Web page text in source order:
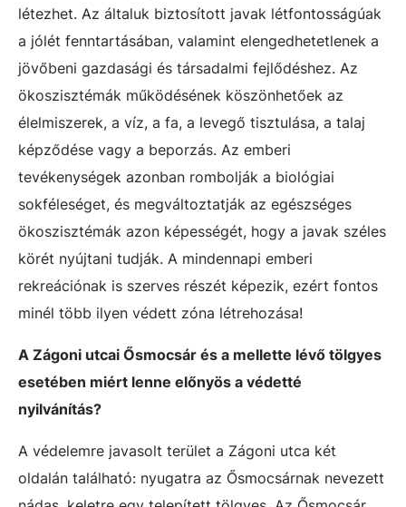
létezhet. Az általuk biztosított javak létfontosságúak
a jólét fenntartásában, valamint elengedhetetlenek a
jövőbeni gazdasági és társadalmi fejlődéshez. Az
ökoszisztémák működésének köszönhetőek az
élelmiszerek, a víz, a fa, a levegő tisztulása, a talaj
képződése vagy a beporzás. Az emberi
tevékenységek azonban rombolják a biológiai
sokféleséget, és megváltoztatják az egészséges
ökoszisztémák azon képességét, hogy a javak széles
körét nyújtani tudják. A mindennapi emberi
rekreációnak is szerves részét képezik, ezért fontos
minél több ilyen védett zóna létrehozása!
A Zágoni utcai Ősmocsár és a mellette lévő tölgyes
esetében miért lenne előnyös a védetté
nyilvánítás?
A védelemre javasolt terület a Zágoni utca két
oldalán található: nyugatra az Ősmocsárnak nevezett